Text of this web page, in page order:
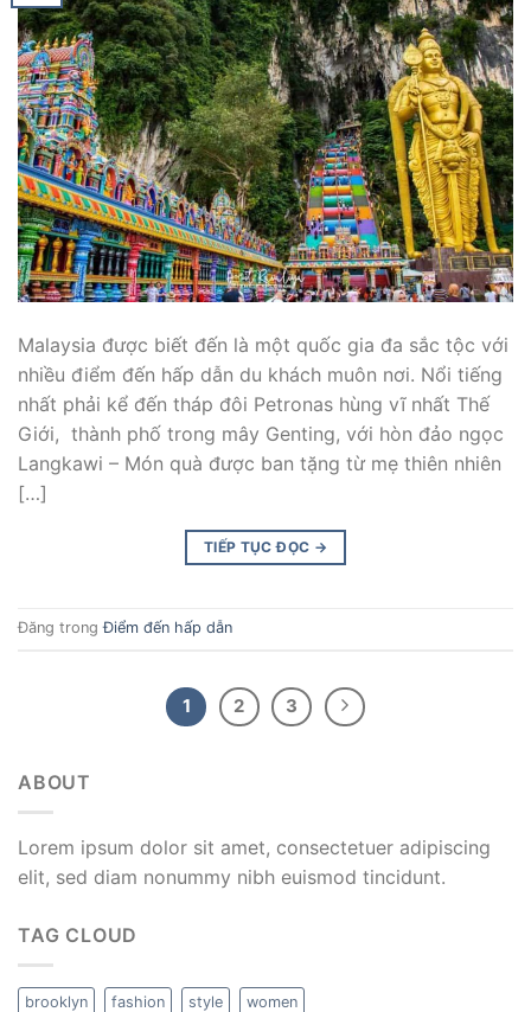
Malaysia được biết đến là một quốc gia đa sắc tộc với
nhiều điểm đến hấp dẫn du khách muôn nơi. Nổi tiếng
nhất phải kể đến tháp đôi Petronas hùng vĩ nhất Thế
Giới, thành phố trong mây Genting, với hòn đảo ngọc
Langkawi – Món quà được ban tặng từ mẹ thiên nhiên
[…]
TIẾP TỤC ĐỌC →
Đăng trongĐiểm đến hấp dẫn
1 2 3
ABOUT
Lorem ipsum dolor sit amet, consectetuer adipiscing
elit, sed diam nonummy nibh euismod tincidunt.
TAG CLOUD
brooklyn fashion style women